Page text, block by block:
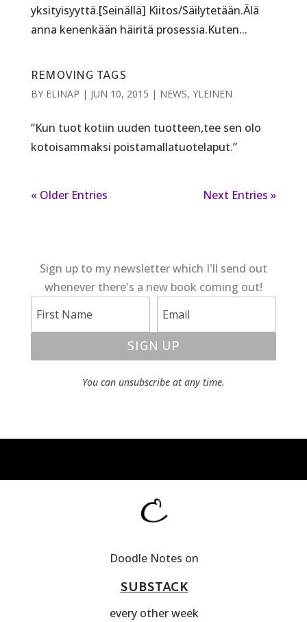
yksityisyyttä.[Seinällä] Kiitos/Säilytetään.Älä
anna kenenkään häiritä prosessia.Kuten...
REMOVING TAGS
BY ELINAP | JUN 10, 2015 | NEWS, YLEINEN
“Kun tuot kotiin uuden tuotteen,tee sen olo
kotoisammaksi poistamallatuotelaput.”
« Older Entries Next Entries »
Sign up to my newsletter which I'll send out
whenever there's a new book coming out!
SIGN UP
You can unsubscribe at any time.
Doodle Notes on
SUBSTACK
every other week